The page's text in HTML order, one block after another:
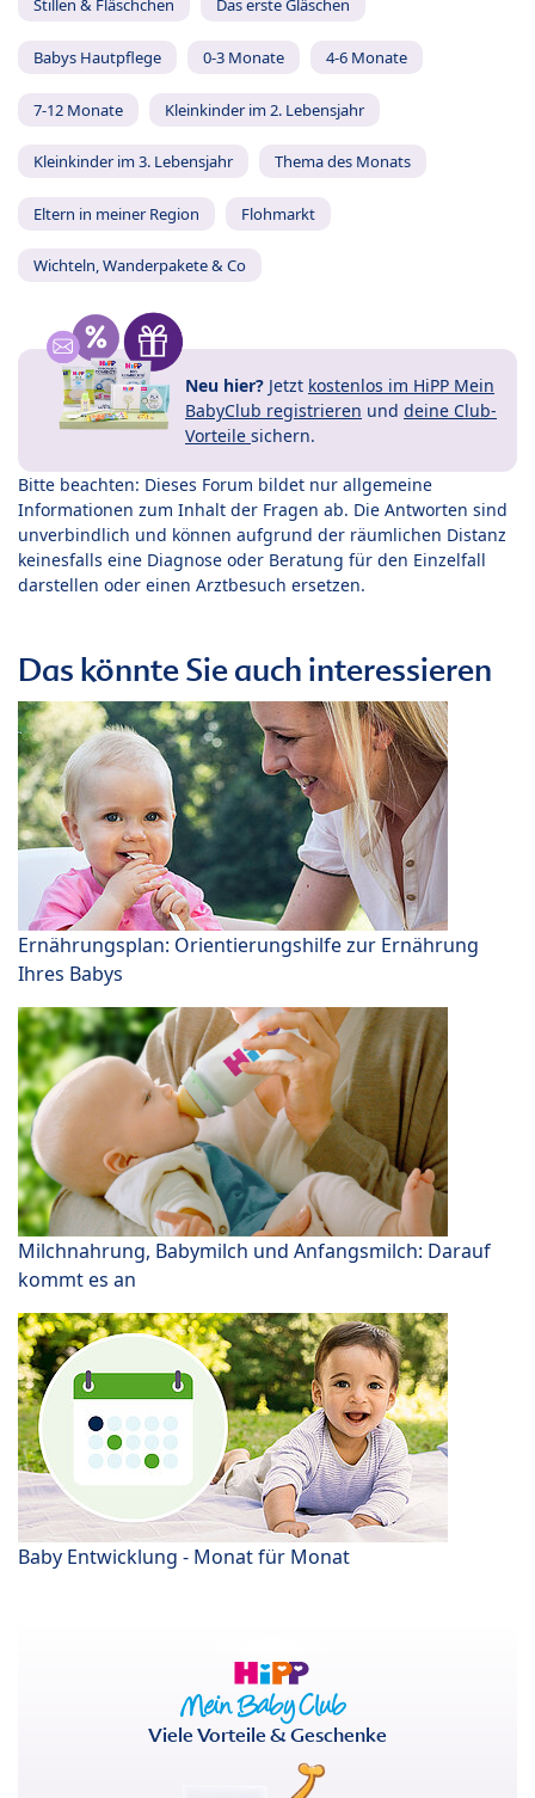
Stillen & Fläschchen Das erste Gläschen
Babys Hautpflege 0-3 Monate 4-6 Monate
7-12 Monate Kleinkinder im 2. Lebensjahr
Kleinkinder im 3. Lebensjahr Thema des Monats
Eltern in meiner Region Flohmarkt
Wichteln, Wanderpakete & Co
Neu hier? Jetzt kostenlos im HiPP Mein
BabyClub registrieren und deine Club-
Vorteile sichern.
Bitte beachten: Dieses Forum bildet nur allgemeine
Informationen zum Inhalt der Fragen ab. Die Antworten sind
unverbindlich und können aufgrund der räumlichen Distanz
keinesfalls eine Diagnose oder Beratung für den Einzelfall
darstellen oder einen Arztbesuch ersetzen.
Das könnte Sie auch interessieren
Ernährungsplan: Orientierungshilfe zur Ernährung
Ihres Babys
Milchnahrung, Babymilch und Anfangsmilch: Darauf
kommt es an
Baby Entwicklung - Monat für Monat
Viele Vorteile & Geschenke